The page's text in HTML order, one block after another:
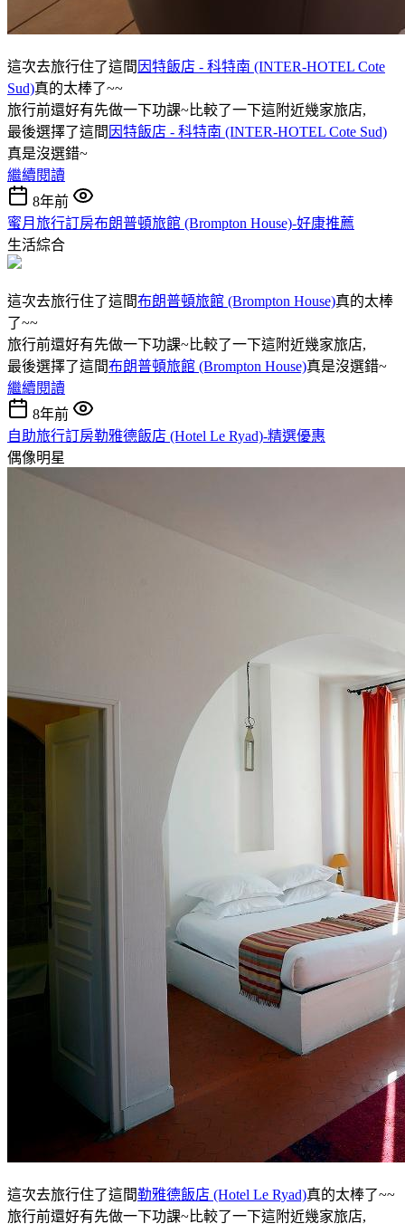
這次去旅行住了這間 因特飯店 - 科特南 (INTER-HOTEL Cote
Sud)真的太棒了~~
旅行前還好有先做一下功課~比較了一下這附近幾家旅店,
最後選擇了這間 因特飯店 - 科特南 (INTER-HOTEL Cote Sud)
真是沒選錯~
繼續閱讀
8年前
蜜月旅行訂房布朗普頓旅館 (Brompton House)-好康推薦
生活綜合
這次去旅行住了這間布朗普頓旅館 (Brompton House)真的太棒
了~~
旅行前還好有先做一下功課~比較了一下這附近幾家旅店,
最後選擇了這間布朗普頓旅館 (Brompton House)真是沒選錯~
繼續閱讀
8年前
自助旅行訂房勒雅德飯店 (Hotel Le Ryad)-精選優惠
偶像明星
這次去旅行住了這間勒雅德飯店 (Hotel Le Ryad)真的太棒了~~
旅行前還好有先做一下功課~比較了一下這附近幾家旅店,